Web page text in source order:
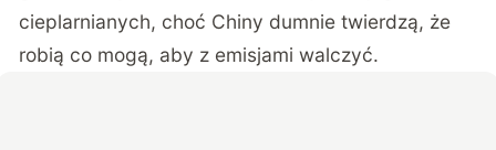
cieplarnianych, choć Chiny dumnie twierdzą, że
robią co mogą, aby z emisjami walczyć.